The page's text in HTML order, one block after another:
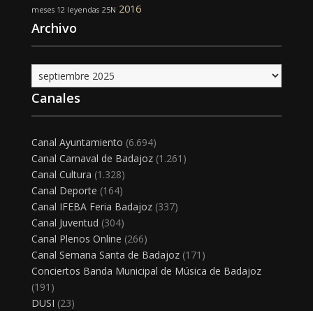
meses 12 leyendas 25N 2016
Archivo
Archivo
Canales
Canal Ayuntamiento (6.694)
Canal Carnaval de Badajoz(1.261)
Canal Cultura (1.328)
Canal Deporte (164)
Canal IFEBA Feria Badajoz(337)
Canal Juventud (304)
Canal Plenos Online (266)
Canal Semana Santa de Badajoz(171)
Conciertos Banda Municipal de Música de Badajoz
(191)
DUSI (23)